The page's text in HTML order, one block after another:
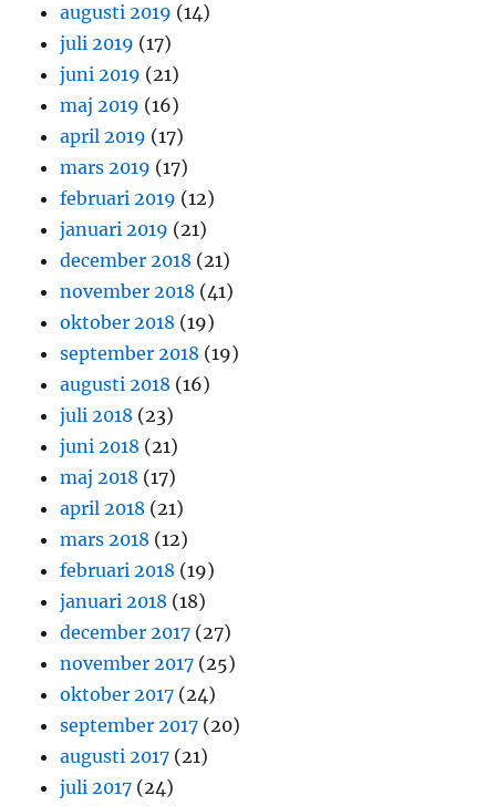
augusti 2019 (14)
juli 2019 (17)
juni 2019 (21)
maj 2019 (16)
april 2019 (17)
mars 2019 (17)
februari 2019 (12)
januari 2019 (21)
december 2018 (21)
november 2018 (41)
oktober 2018 (19)
september 2018 (19)
augusti 2018 (16)
juli 2018 (23)
juni 2018 (21)
maj 2018 (17)
april 2018 (21)
mars 2018 (12)
februari 2018 (19)
januari 2018 (18)
december 2017 (27)
november 2017 (25)
oktober 2017 (24)
september 2017 (20)
augusti 2017 (21)
juli 2017 (24)